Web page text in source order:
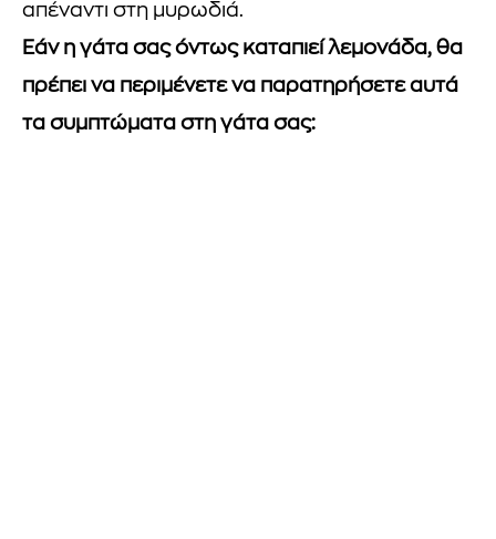
απέναντι στη μυρωδιά.
Εάν η γάτα σας όντως καταπιεί λεμονάδα, θα
πρέπει να περιμένετε να παρατηρήσετε αυτά
τα συμπτώματα στη γάτα σας: